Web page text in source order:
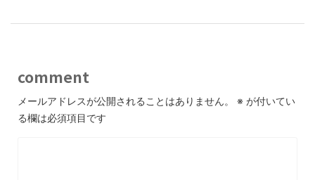
comment
メールアドレスが公開されることはありません。 ※ が付いてい
る欄は必須項目です